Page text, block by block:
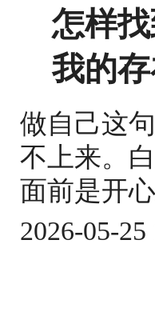
怎样
我的
做自己这
不上来。
面前是开
2026-05-25